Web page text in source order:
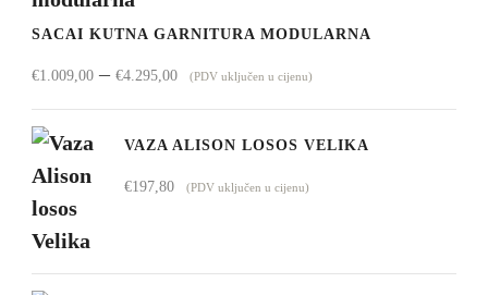
SACAI KUTNA GARNITURA MODULARNA
€1.009,00 – €4.295,00Raspon
cijena:
od
(PDV uključen u cijenu)
VAZA ALISON LOSOS VELIKA
€197,80 (PDV uključen u cijenu)